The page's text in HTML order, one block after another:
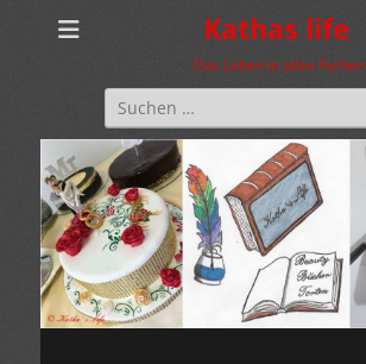
Kathas life
Das Leben in allen Farben
Suchen
nach: